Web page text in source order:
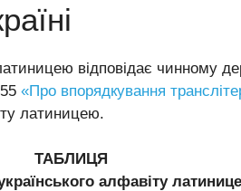
відповідає чинному
«Про впорядкування
латиницею.
ТАБЛИЦЯ
українського алфавіту